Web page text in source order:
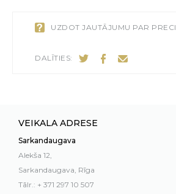
UZDOT JAUTĀJUMU PAR PRECI
DALĪTIES:
VEIKALA ADRESE
Sarkandaugava
Alekša 12,
Sarkandaugava, Rīga
Tālr.: + 371 297 10 507